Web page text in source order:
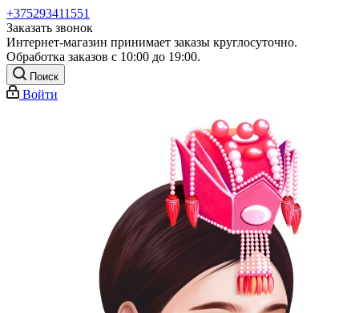
+375293411551
Заказать звонок
Интернет-магазин принимает заказы круглосуточно.
Обработка заказов с 10:00 до 19:00.
Поиск
Войти